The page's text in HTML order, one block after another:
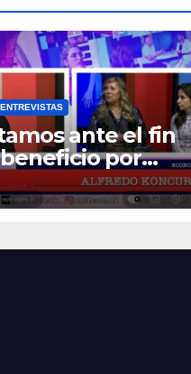
ante el fin
por
Fría?